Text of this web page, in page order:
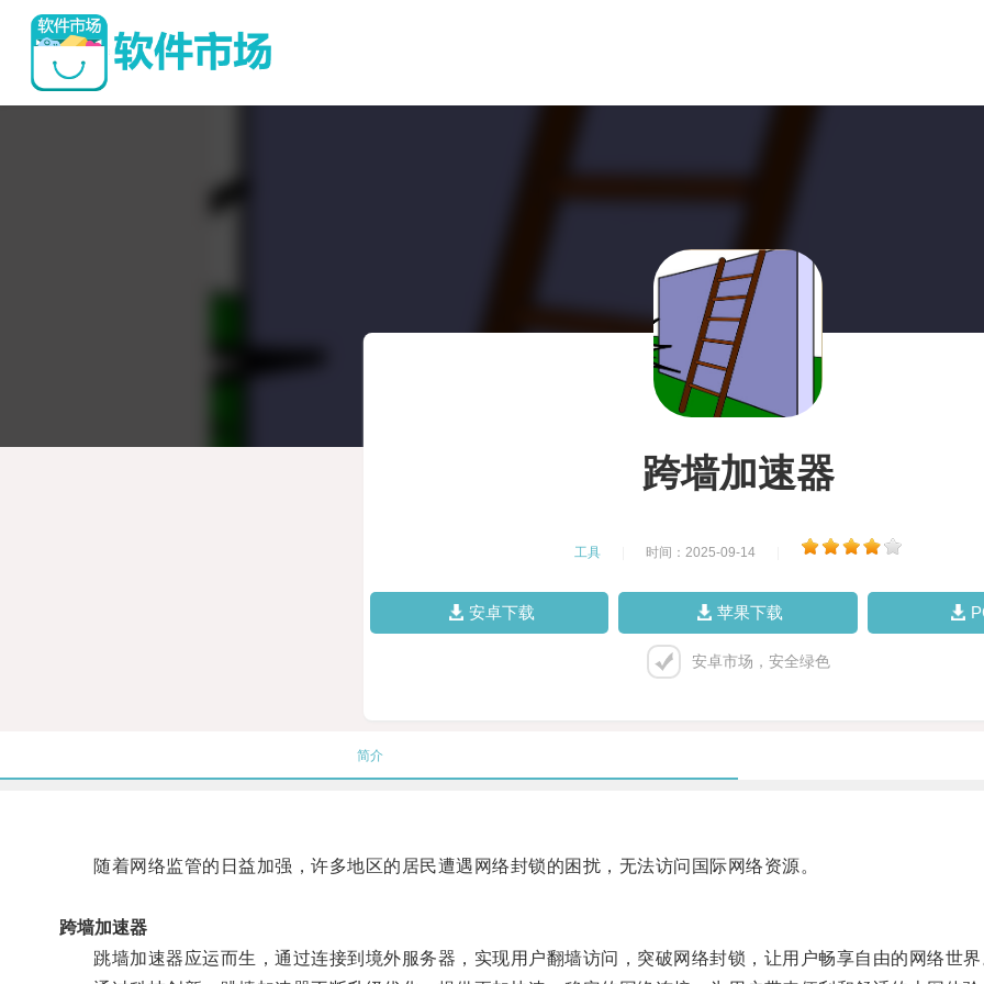
跨墙加速器
工具 时间：2025-09-14
安卓下载 苹果下载
安卓市场，安全绿色
简介
随着网络监管的日益加强，许多地区的居民遭遇网络封锁的困扰，无法访问国际网络资源。
跨墙加速器
跳墙加速器应运而生，通过连接到境外服务器，实现用户翻墙访问，突破网络封锁，让用户畅享自由的网络世界